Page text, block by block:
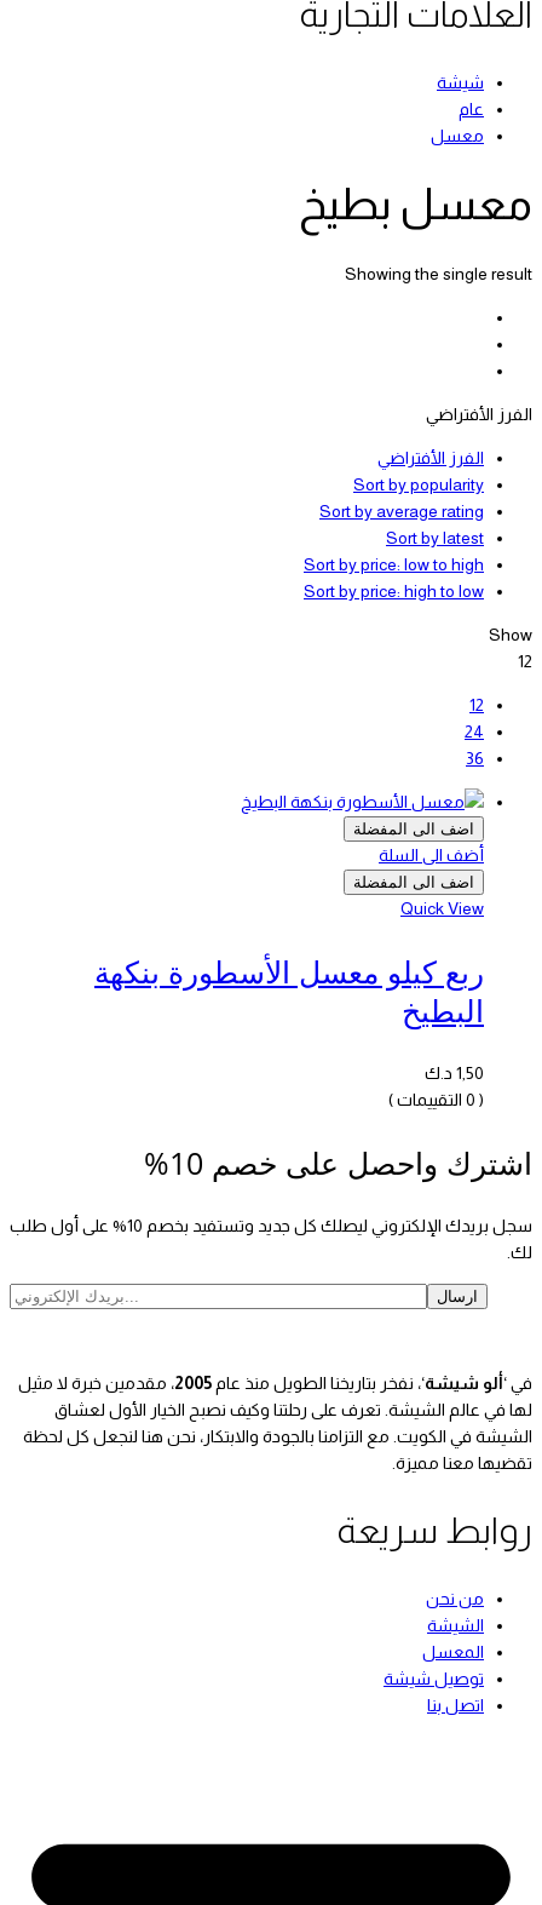
العلامات التجارية
شيشة
عام
معسل
معسل بطيخ
Showing the single result
الفرز الأفتراضي
الفرز الأفتراضي
Sort by popularity
Sort by average rating
Sort by latest
Sort by price: low to high
Sort by price: high to low
Show
12
12
24
36
اضف الى المفضلة
أضف الى السلة
اضف الى المفضلة
Quick View
ربع كيلو معسل الأسطورة بنكهة
البطيخ
1,50 د.ك
( 0 التقييمات )
اشترك واحصل على خصم 10%
سجل بريدك الإلكتروني ليصلك كل جديد وتستفيد بخصم 10% على أول طلب
لك.
في ‘ألو شيشة‘، نفخر بتاريخنا الطويل منذ عام 2005، مقدمين خبرة لا مثيل
لها في عالم الشيشة. تعرف على رحلتنا وكيف نصبح الخيار الأول لعشاق
الشيشة في الكويت. مع التزامنا بالجودة والابتكار، نحن هنا لنجعل كل لحظة
تقضيها معنا مميزة.
روابط سريعة
من نحن
الشيشة
المعسل
توصيل شيشة
اتصل بنا